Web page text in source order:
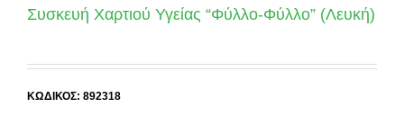
Συσκευή Χαρτιού Υγείας “Φύλλο-Φύλλο” (Λευκή)
ΚΩΔΙΚΟΣ: 892318